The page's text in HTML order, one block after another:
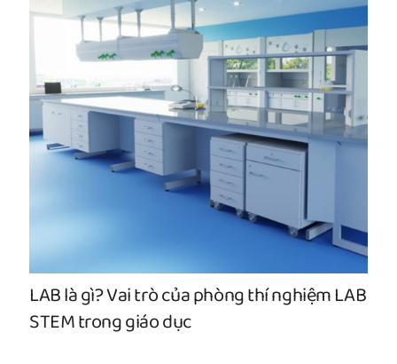
LAB là gì? Vai trò của phòng thí nghiệm LAB
STEM trong giáo dục